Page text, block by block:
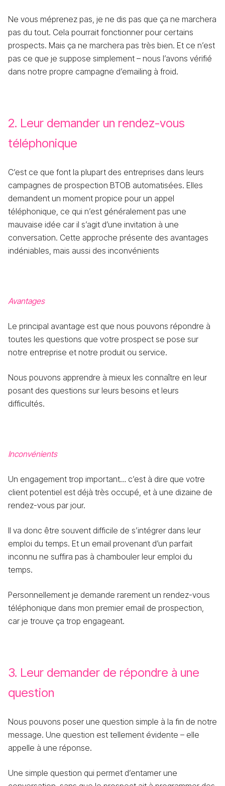
Ne vous méprenez pas, je ne dis pas que ça ne marchera
pas du tout. Cela pourrait fonctionner pour certains
prospects. Mais ça ne marchera pas très bien. Et ce n’est
pas ce que je suppose simplement – nous l’avons vérifié
dans notre propre campagne d’emailing à froid.
2. Leur demander un rendez-vous
téléphonique
C’est ce que font la plupart des entreprises dans leurs
campagnes de prospection BTOB automatisées. Elles
demandent un moment propice pour un appel
téléphonique, ce qui n’est généralement pas une
mauvaise idée car il s’agit d’une invitation à une
conversation. Cette approche présente des avantages
indéniables, mais aussi des inconvénients
Avantages
Le principal avantage est que nous pouvons répondre à
toutes les questions que votre prospect se pose sur
notre entreprise et notre produit ou service.
Nous pouvons apprendre à mieux les connaître en leur
posant des questions sur leurs besoins et leurs
difficultés.
Inconvénients
Un engagement trop important… c’est à dire que votre
client potentiel est déjà très occupé, et à une dizaine de
rendez-vous par jour.
Il va donc être souvent difficile de s’intégrer dans leur
emploi du temps. Et un email provenant d’un parfait
inconnu ne suffira pas à chambouler leur emploi du
temps.
Personnellement je demande rarement un rendez-vous
téléphonique dans mon premier email de prospection,
car je trouve ça trop engageant.
3. Leur demander de répondre à une
question
Nous pouvons poser une question simple à la fin de notre
message. Une question est tellement évidente – elle
appelle à une réponse.
Une simple question qui permet d’entamer une